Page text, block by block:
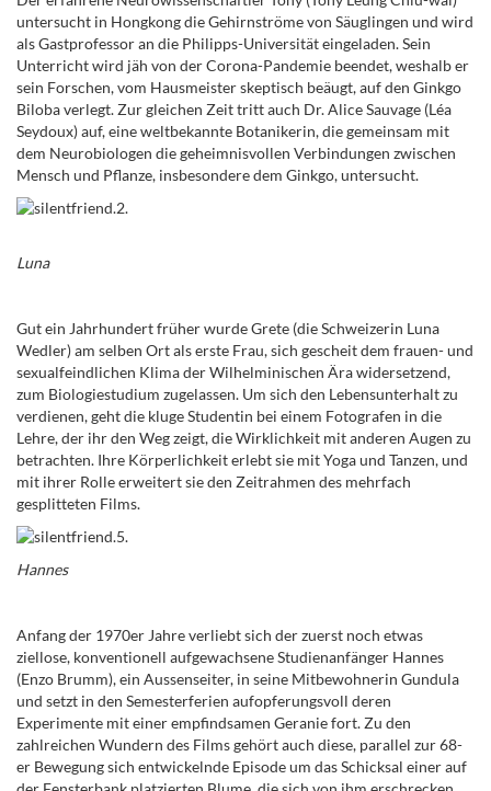
untersucht in Hongkong die Gehirnströme von Säuglingen und wird
als Gastprofessor an die Philipps-Universität eingeladen. Sein
Unterricht wird jäh von der Corona-Pandemie beendet, weshalb er
sein Forschen, vom Hausmeister skeptisch beäugt, auf den Ginkgo
Biloba verlegt. Zur gleichen Zeit tritt auch Dr. Alice Sauvage (Léa
Seydoux) auf, eine weltbekannte Botanikerin, die gemeinsam mit
dem Neurobiologen die geheimnisvollen Verbindungen zwischen
Mensch und Pflanze, insbesondere dem Ginkgo, untersucht.
Luna
Gut ein Jahrhundert früher wurde Grete (die Schweizerin Luna
Wedler) am selben Ort als erste Frau, sich gescheit dem frauen- und
sexualfeindlichen Klima der Wilhelminischen Ära widersetzend,
zum Biologiestudium zugelassen. Um sich den Lebensunterhalt zu
verdienen, geht die kluge Studentin bei einem Fotografen in die
Lehre, der ihr den Weg zeigt, die Wirklichkeit mit anderen Augen zu
betrachten. Ihre Körperlichkeit erlebt sie mit Yoga und Tanzen, und
mit ihrer Rolle erweitert sie den Zeitrahmen des mehrfach
gesplitteten Films.
Hannes
Anfang der 1970er Jahre verliebt sich der zuerst noch etwas
ziellose, konventionell aufgewachsene Studienanfänger Hannes
(Enzo Brumm), ein Aussenseiter, in seine Mitbewohnerin Gundula
und setzt in den Semesterferien aufopferungsvoll deren
Experimente mit einer empfindsamen Geranie fort. Zu den
zahlreichen Wundern des Films gehört auch diese, parallel zur 68-
er Bewegung sich entwickelnde Episode um das Schicksal einer auf